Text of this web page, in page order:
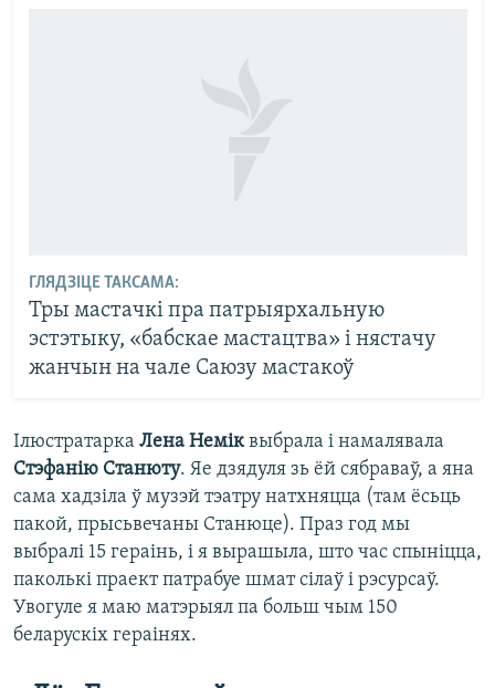
ГЛЯДЗІЦЕ ТАКСАМА:
Тры мастачкі пра патрыярхальную
эстэтыку, «бабскае мастацтва» і нястачу
жанчын на чале Саюзу мастакоў
Ілюстратарка Лена Неміквыбрала і намалявала
Стэфанію Станюту. Яе дзядуля зь ёй сябраваў, а яна
сама хадзіла ў музэй тэатру натхняцца (там ёсьць
пакой, прысьвечаны Станюце). Праз год мы
выбралі 15 гераінь, і я вырашыла, што час спыніцца,
паколькі праект патрабуе шмат сілаў і рэсурсаў.
Увогуле я маю матэрыял па больш чым 150
беларускіх гераінях.